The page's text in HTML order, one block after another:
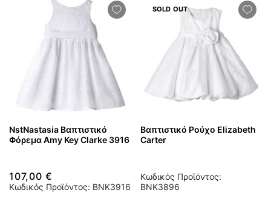
NstNastasia Βαπτιστικό
Φόρεμα Amy Key Clarke 3916
107,00 €
Κωδικός Προϊόντος: BNK3916
SOLD OUT
Βαπτιστικό Ρούχο Elizabeth
Carter
Κωδικός Προϊόντος:
BNK3896